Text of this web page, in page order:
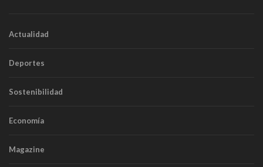
Actualidad
Deportes
Sostenibilidad
Economía
Magazine